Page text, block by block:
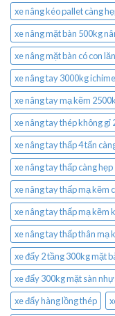
xe nâng kéo pallet càng
xe nâng mặt bàn 500kg
xe nâng mặt bàn có con lăn
xe nâng tay 3000kg
xe nâng tay mạ kẽm
xe nâng tay thép không gỉ
xe nâng tay thấp 4 tấn
xe nâng tay thấp càng
xe nâng tay thấp mạ kẽm
xe nâng tay thấp mạ kẽm
xe nâng tay thấp thân mạ
xe đẩy 2 tầng 300kg mặt
xe đẩy 300kg mặt sàn
xe đẩy hàng lồng thép